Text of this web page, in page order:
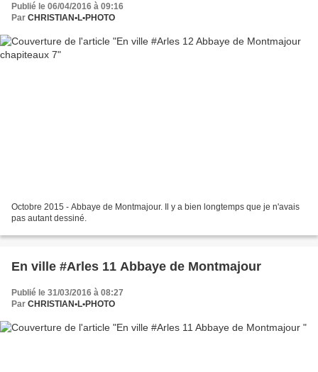
Publié le 06/04/2016 à 09:16
Par CHRISTIAN•L•PHOTO
Octobre 2015 - Abbaye de Montmajour. Il y a bien longtemps que je n'avais
pas autant dessiné.
En ville #Arles 11 Abbaye de Montmajour
Publié le 31/03/2016 à 08:27
Par CHRISTIAN•L•PHOTO